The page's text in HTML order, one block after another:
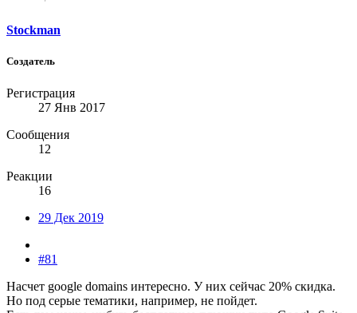
Stockman
Создатель
Регистрация
27 Янв 2017
Сообщения
12
Реакции
16
29 Дек 2019
#81
Насчет google domains интересно. У них сейчас 20% скидка.
Но под серые тематики, например, не пойдет.